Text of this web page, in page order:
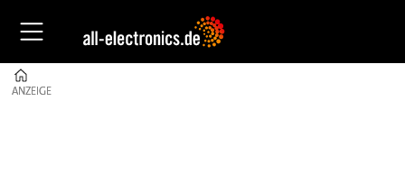
ANZEIGE
ANZEIGE